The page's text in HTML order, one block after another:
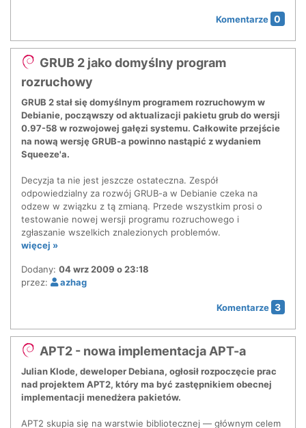
Komentarze 0
GRUB 2 jako domyślny program
rozruchowy
GRUB 2 stał się domyślnym programem rozruchowym w
Debianie, począwszy od aktualizacji pakietu grub do wersji
0.97-58 w rozwojowej gałęzi systemu. Całkowite przejście
na nową wersję GRUB-a powinno nastąpić z wydaniem
Squeeze'a.
Decyzja ta nie jest jeszcze ostateczna. Zespół
odpowiedzialny za rozwój GRUB-a w Debianie czeka na
odzew w związku z tą zmianą. Przede wszystkim prosi o
testowanie nowej wersji programu rozruchowego i
zgłaszanie wszelkich znalezionych problemów.
więcej »
Dodany: 04 wrz 2009 o 23:18
przez:
azhag
Komentarze 3
APT2 - nowa implementacja APT-a
Julian Klode, deweloper Debiana, ogłosił rozpoczęcie prac
nad projektem APT2, który ma być zastępnikiem obecnej
implementacji menedżera pakietów.
APT2 skupia się na warstwie bibliotecznej — głównym celem